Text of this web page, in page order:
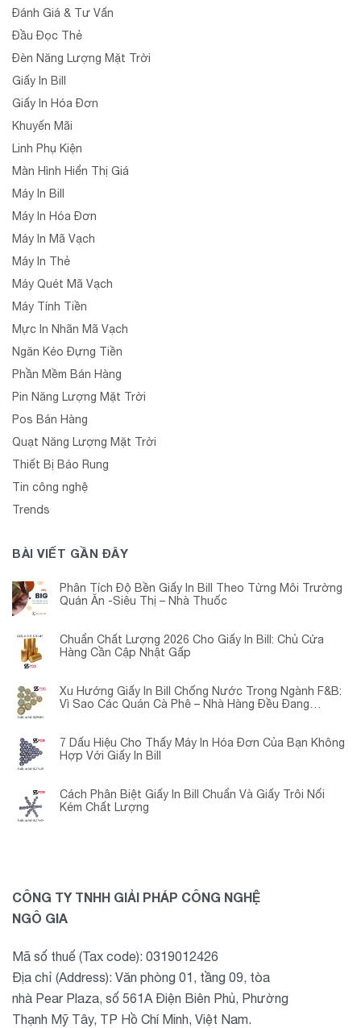
Đánh Giá & Tư Vấn
Đầu Đọc Thẻ
Đèn Năng Lượng Mặt Trời
Giấy In Bill
Giấy In Hóa Đơn
Khuyến Mãi
Linh Phụ Kiện
Màn Hình Hiển Thị Giá
Máy In Bill
Máy In Hóa Đơn
Máy In Mã Vạch
Máy In Thẻ
Máy Quét Mã Vạch
Máy Tính Tiền
Mực In Nhãn Mã Vạch
Ngăn Kéo Đựng Tiền
Phần Mềm Bán Hàng
Pin Năng Lượng Mặt Trời
Pos Bán Hàng
Quạt Năng Lượng Mặt Trời
Thiết Bị Báo Rung
Tin công nghệ
Trends
BÀI VIẾT GẦN ĐÂY
Phân Tích Độ Bền Giấy In Bill Theo Từng Môi Trường
Quán Ăn -Siêu Thị – Nhà Thuốc
Chuẩn Chất Lượng 2026 Cho Giấy In Bill: Chủ Cửa
Hàng Cần Cập Nhật Gấp
Xu Hướng Giấy In Bill Chống Nước Trong Ngành F&B:
Vì Sao Các Quán Cà Phê – Nhà Hàng Đều Đang
7 Dấu Hiệu Cho Thấy Máy In Hóa Đơn Của Bạn Không
Hợp Với Giấy In Bill
Cách Phân Biệt Giấy In Bill Chuẩn Và Giấy Trôi Nổi
Kém Chất Lượng
CÔNG TY TNHH GIẢI PHÁP CÔNG NGHỆ
NGÔ GIA
Mã số thuế (Tax code): 0319012426
Địa chỉ (Address): Văn phòng 01, tầng 09, tòa
nhà Pear Plaza, số 561A Điện Biên Phủ, Phường
Thạnh Mỹ Tây, TP Hồ Chí Minh, Việt Nam.